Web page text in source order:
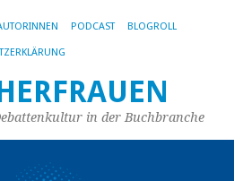
PODCAST BLOGROLL
in der Buchbranche